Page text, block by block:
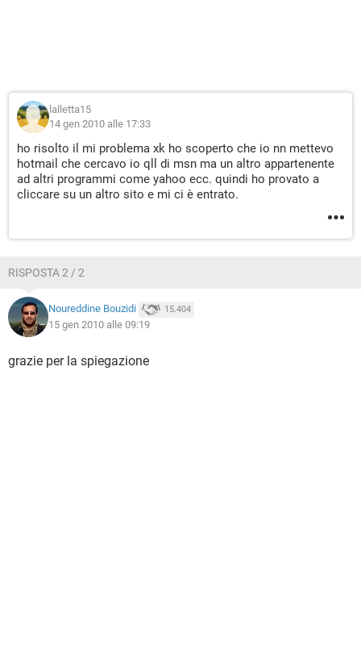
lalletta15
14 gen 2010 alle 17:33
ho risolto il mi problema xk ho scoperto che io nn mettevo
hotmail che cercavo io qll di msn ma un altro appartenente
ad altri programmi come yahoo ecc. quindi ho provato a
cliccare su un altro sito e mi ci è entrato.
RISPOSTA 2 / 2
Noureddine Bouzidi 15.404
15 gen 2010 alle 09:19
grazie per la spiegazione